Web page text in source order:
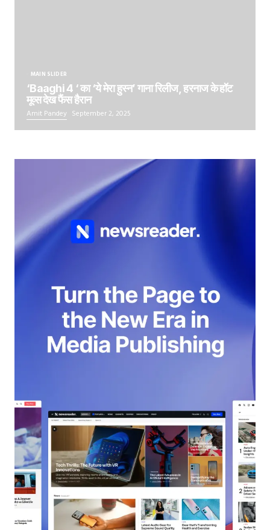
MAIN SLIDER
‘Baaghi 4 ‘ का ‘ये मेरा हुस्न’ गाना रिलीज, हरनाज के हॉट
मूव्स देख फैंस हैरान
Amit Pandey September 2, 2025